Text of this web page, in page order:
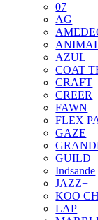
07
AG
AZUL
COAT
CRAFT
CREER
FAWN
FLEX
GAZE
GUILD
Indsande
JAZZ+
KOO
LAP